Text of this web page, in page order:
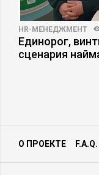
HR-МЕНЕДЖМЕНТ
Единорог,
сценария
О ПРОЕКТЕ F.A.Q.